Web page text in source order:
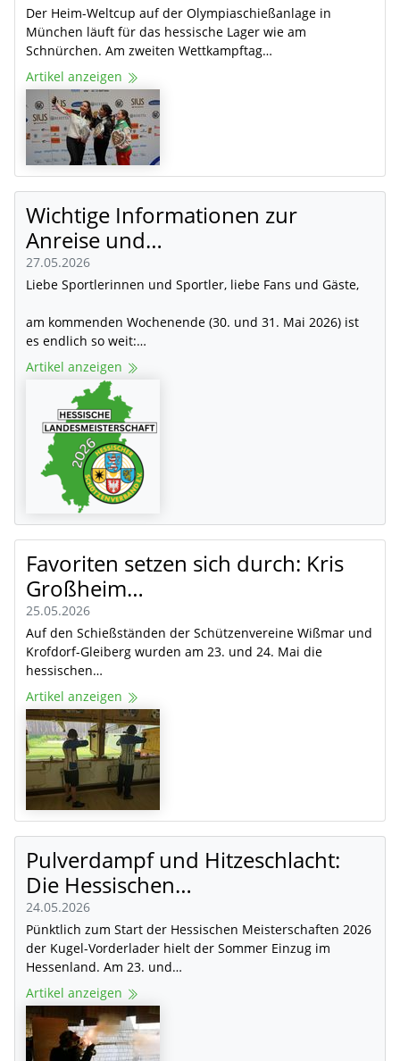
Der Heim-Weltcup auf der Olympiaschießanlage in
München läuft für das hessische Lager wie am
Schnürchen. Am zweiten Wettkampftag…
Artikel anzeigen
Wichtige Informationen zur
Anreise und…
27.05.2026
Liebe Sportlerinnen und Sportler, liebe Fans und Gäste,
am kommenden Wochenende (30. und 31. Mai 2026) ist
es endlich so weit:…
Artikel anzeigen
Favoriten setzen sich durch: Kris
Großheim…
25.05.2026
Auf den Schießständen der Schützenvereine Wißmar und
Krofdorf-Gleiberg wurden am 23. und 24. Mai die
hessischen…
Artikel anzeigen
Pulverdampf und Hitzeschlacht:
Die Hessischen…
24.05.2026
Pünktlich zum Start der Hessischen Meisterschaften 2026
der Kugel-Vorderlader hielt der Sommer Einzug im
Hessenland. Am 23. und…
Artikel anzeigen